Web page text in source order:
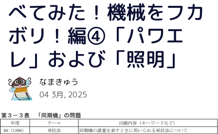
べてみた！機械をフカ
ボリ！編④「パワエ
レ」および「照明」
なまきゅう
04 3月, 2025